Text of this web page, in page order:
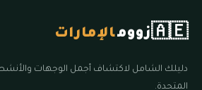
🇦🇪زوومالإمارات
دليلك الشامل لاكتشاف أجمل الوجهات
المتحدة.